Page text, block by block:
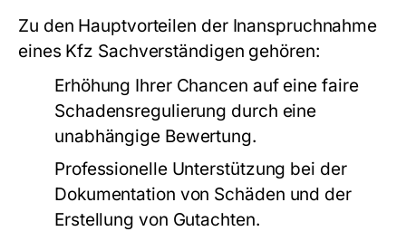
Zu den Hauptvorteilen der Inanspruchnahme
eines Kfz Sachverständigen gehören:
Erhöhung Ihrer Chancen auf eine faire
Schadensregulierung durch eine
unabhängige Bewertung.
Professionelle Unterstützung bei der
Dokumentation von Schäden und der
Erstellung von Gutachten.